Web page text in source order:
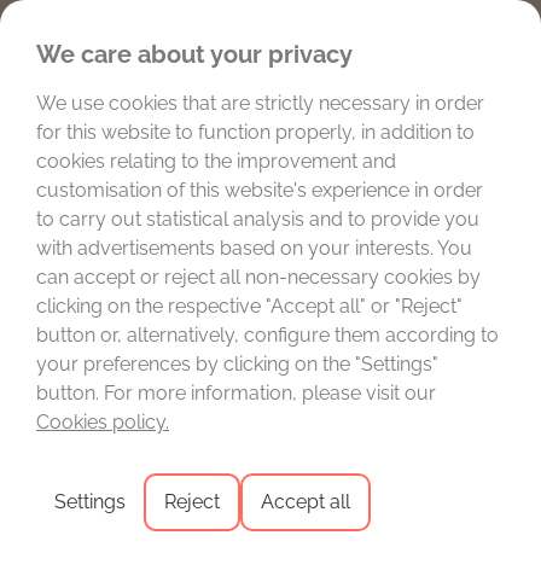
Tag:Digital
Nomad
We care about your privacy
We use cookies that are strictly necessary in order
for this website to function properly, in addition to
cookies relating to the improvement and
customisation of this website's experience in order
to carry out statistical analysis and to provide you
with advertisements based on your interests. You
can accept or reject all non-necessary cookies by
clicking on the respective "Accept all" or "Reject"
button or, alternatively, configure them according to
your preferences by clicking on the "Settings"
button. For more information, please visit our
Cookies policy.
Settings Reject Accept all